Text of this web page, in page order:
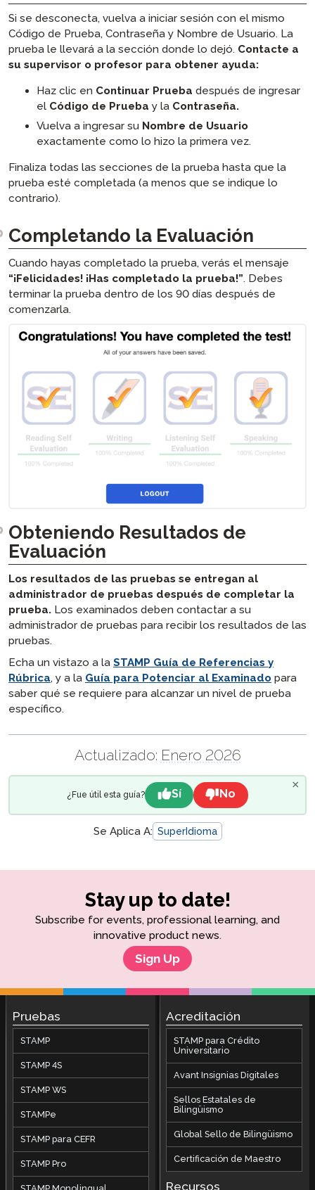
Si se desconecta, vuelva a iniciar sesión con el mismo
Código de Prueba, Contraseña y Nombre de Usuario. La
prueba le llevará a la sección donde lo dejó. Contacte a
su supervisor o profesor para obtener ayuda:
Haz clic en Continuar Prueba después de ingresar
el Código de Prueba y la Contraseña.
Vuelva a ingresar su Nombre de Usuario
exactamente como lo hizo la primera vez.
Finaliza todas las secciones de la prueba hasta que la
prueba esté completada (a menos que se indique lo
contrario).
Completando la Evaluación
Cuando hayas completado la prueba, verás el mensaje
“¡Felicidades! ¡Has completado la prueba!”. Debes
terminar la prueba dentro de los 90 días después de
comenzarla.
Obteniendo Resultados de
Evaluación
Los resultados de las pruebas se entregan al
administrador de pruebas después de completar la
prueba. Los examinados deben contactar a su
administrador de pruebas para recibir los resultados de las
pruebas.
Echa un vistazo a la STAMP Guía de Referencias y
Rúbrica, y a la Guía para Potenciar al Examinado para
saber qué se requiere para alcanzar un nivel de prueba
específico.
Actualizado: Enero 2026
¿Fue útil esta guía? Sí No
×
Se Aplica A: SuperIdioma
Stay up to date!
Subscribe for events, professional learning, and
innovative product news.
Sign Up
Pruebas
STAMP
STAMP 4S
STAMP WS
STAMPe
STAMP para CEFR
STAMP Pro
Acreditación
STAMP para Crédito
Universitario
Avant Insignias Digitales
Sellos Estatales de
Bilingüismo
Global Sello de Bilingüismo
Certificación de Maestro
Recursos